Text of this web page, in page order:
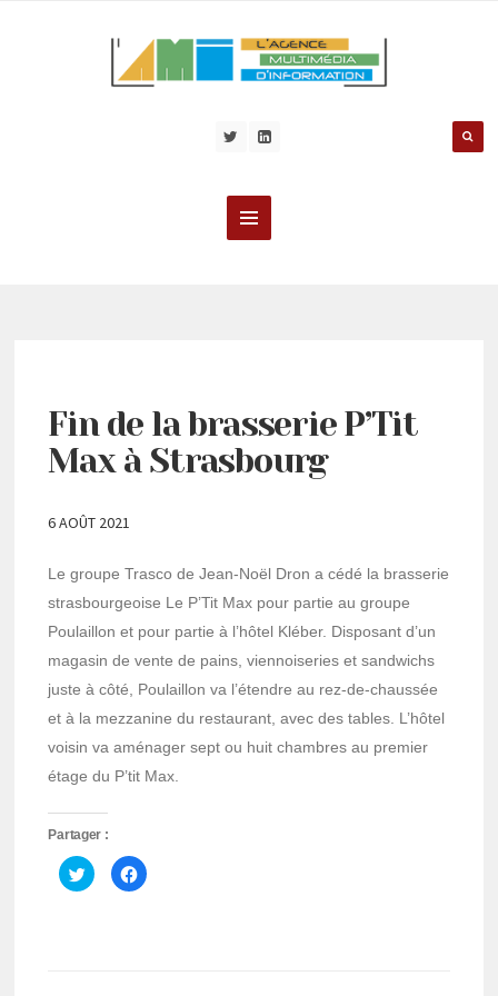
Fin de la brasserie P’Tit
Max à Strasbourg
6 AOÛT 2021
Le groupe Trasco de Jean-Noël Dron a cédé la brasserie
strasbourgeoise Le P’Tit Max pour partie au groupe
Poulaillon et pour partie à l’hôtel Kléber. Disposant d’un
magasin de vente de pains, viennoiseries et sandwichs
juste à côté, Poulaillon va l’étendre au rez-de-chaussée
et à la mezzanine du restaurant, avec des tables. L’hôtel
voisin va aménager sept ou huit chambres au premier
étage du P’tit Max.
Partager :
Cliquez
pour
partager
Cliquez
pour